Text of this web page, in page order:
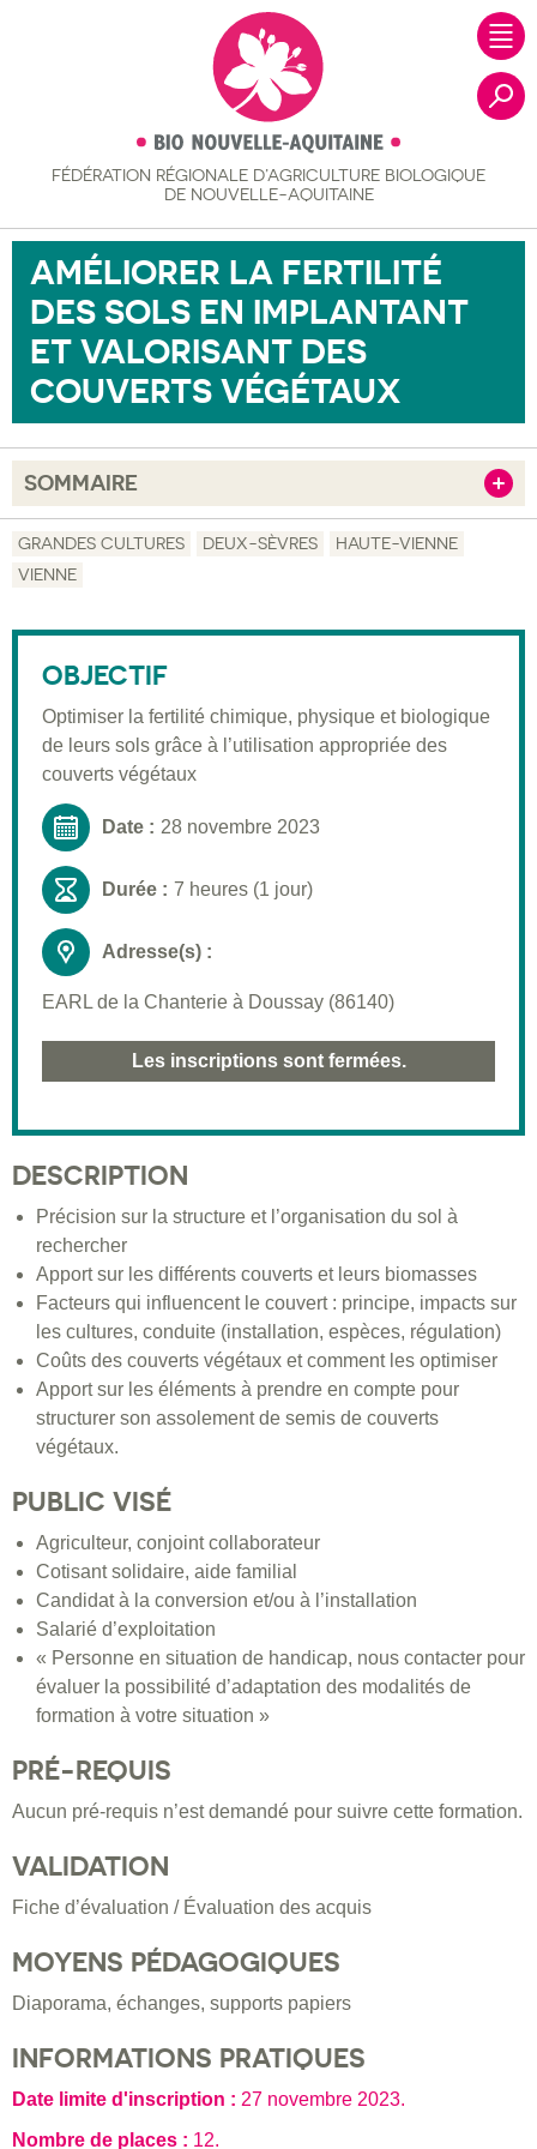
FÉDÉRATION RÉGIONALE D’AGRICULTURE BIOLOGIQUE
DE NOUVELLE-AQUITAINE
AMÉLIORER LA FERTILITÉ
DES SOLS EN IMPLANTANT
ET VALORISANT DES
COUVERTS VÉGÉTAUX
SOMMAIRE
Description
Public visé
Pré-requis
Validation
Moyens pédagogiques
Informations pratiques
GRANDES CULTURES DEUX-SÈVRES
HAUTE-VIENNE
VIENNE
OBJECTIF
Optimiser la fertilité chimique, physique et biologique
de leurs sols grâce à l’utilisation appropriée des
couverts végétaux
Date : 28 novembre 2023
Durée : 7 heures (1 jour)
Adresse(s) :
EARL de la Chanterie à Doussay (86140)
Les inscriptions sont fermées.
DESCRIPTION
Précision sur la structure et l’organisation du sol à
rechercher
Apport sur les différents couverts et leurs biomasses
Facteurs qui influencent le couvert : principe, impacts sur
les cultures, conduite (installation, espèces, régulation)
Coûts des couverts végétaux et comment les optimiser
Apport sur les éléments à prendre en compte pour
structurer son assolement de semis de couverts
végétaux.
PUBLIC VISÉ
Agriculteur, conjoint collaborateur
Cotisant solidaire, aide familial
Candidat à la conversion et/ou à l’installation
Salarié d’exploitation
« Personne en situation de handicap, nous contacter pour
évaluer la possibilité d’adaptation des modalités de
formation à votre situation »
PRÉ-REQUIS
Aucun pré-requis n’est demandé pour suivre cette formation.
VALIDATION
Fiche d’évaluation / Évaluation des acquis
MOYENS PÉDAGOGIQUES
Diaporama, échanges, supports papiers
INFORMATIONS PRATIQUES
Date limite d'inscription : 27 novembre 2023.
Nombre de places : 12.